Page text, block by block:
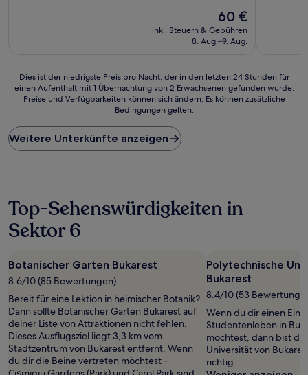
Der
Preis
beträgt
60 €
inkl. Steuern & Gebühren
8. Aug.–9. Aug.
Dies
ist
Preis
pro
Nacht,
letzten
24 Stunden
für
einen
mit
1 Übernachtung
von
2 Erwachsenen
gefunden
wurde.
Preise
und
Verfügbarkeiten
Dies ist der niedrigste Preis pro Nacht, der in den letzten 24 Stunden für
einen Aufenthalt mit 1 Übernachtung von 2 Erwachsenen gefunden wurde.
Preise und Verfügbarkeiten können sich ändern. Es können zusätzliche
Bedingungen gelten.
Weitere Unterkünfte anzeigen
Top-Sehenswürdigkeiten in
Sektor 6
Botanischer Garten Bukarest
8.6/10 (85 Bewertungen)
Bereit für eine Lektion in heimischer Botanik?
Dann sollte Botanischer Garten Bukarest auf
deiner Liste von Attraktionen nicht fehlen.
Dieses Ausflugsziel liegt 3,3 km vom
Stadtzentrum von Bukarest entfernt. Wenn
du dir die Beine vertreten möchtest –
Polytechnische
Bukarest
8.4/10 (53
Wenn du dir einen
Studentenleben in
möchtest, dann bist
Universität von
richtig.